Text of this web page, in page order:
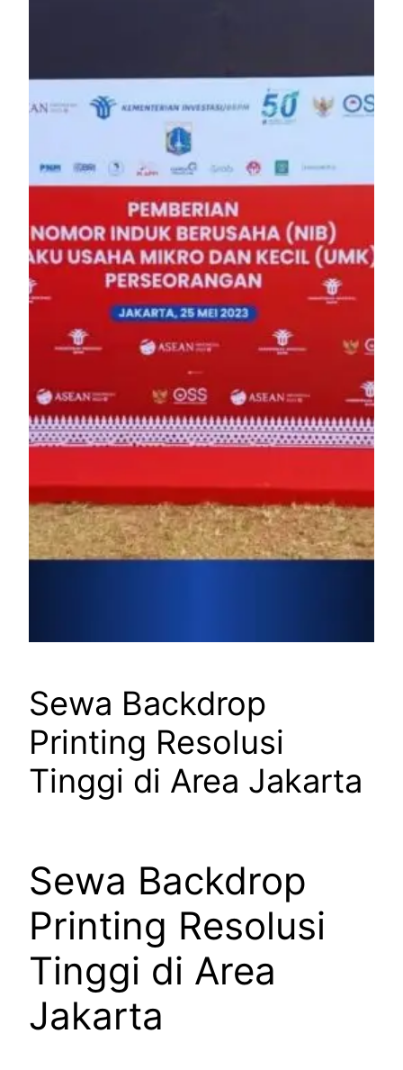
Sewa Backdrop
Printing Resolusi
Tinggi di Area Jakarta
Sewa Backdrop
Printing Resolusi
Tinggi di Area
Jakarta